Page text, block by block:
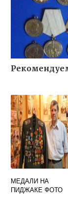
МЕДАЛИ НА
ПИДЖАКЕ ФОТО